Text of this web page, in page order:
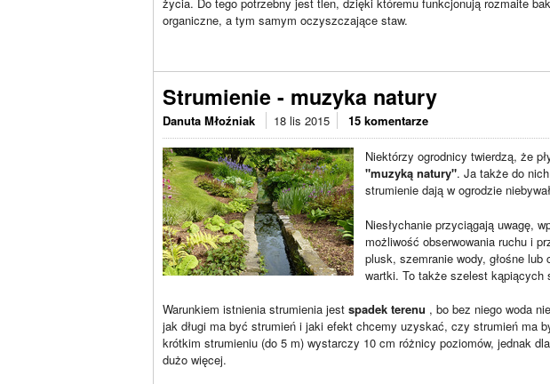
organiczne, a tym samym oczyszczające staw.
Strumienie - muzyka natury
Danuta Młoźniak 18 lis 2015 15 komentarze
Niektórzy ogrodnicy twierdzą, że
"muzyką natury". Ja także do
strumienie dają w ogrodzie
Niesłychanie przyciągają uwagę,
możliwość obserwowania ruchu i
plusk, szemranie wody, głośne
wartki. To także szelest kąpiących
Warunkiem istnienia strumienia jest spadek terenu , bo bez niego woda
jak długi ma być strumień i jaki efekt chcemy uzyskać, czy strumień ma
krótkim strumieniu (do 5 m) wystarczy 10 cm różnicy poziomów, jednak
dużo więcej.